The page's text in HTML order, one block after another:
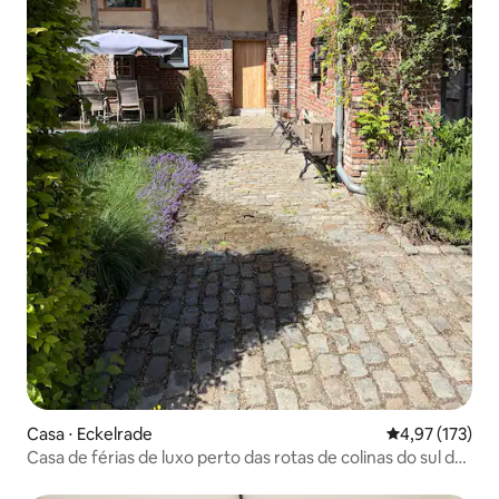
Casa ⋅ Eckelrade 4,97 de uma
4,97 (173)
Casa de férias de luxo perto das rotas de colinas do sul de